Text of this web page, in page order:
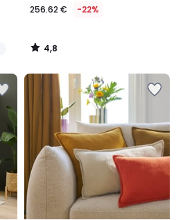
256.62 € -22%
4,8
/